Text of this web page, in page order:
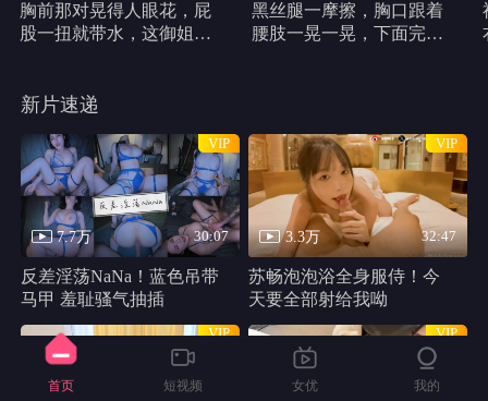
胸前那对晃得人眼花，屁
股一扭就带水，这御姐身
黑丝腿一摩擦，胸口跟着
腰肢一晃一晃，下面完全
新片速递
7.7万 30:07
VIP
反差淫荡NaNa！蓝色吊带
马甲 羞耻骚气抽插
3.3万 32:47
VIP
苏畅泡泡浴全身服侍！今
天要全部射给我呦
VIP VIP
首页 短视频 女优 我的